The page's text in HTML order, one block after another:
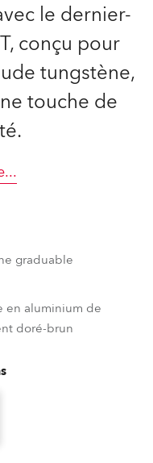
le dernier-
conçu pour
tungstène,
touche de
...
graduable
en aluminium de
doré-brun